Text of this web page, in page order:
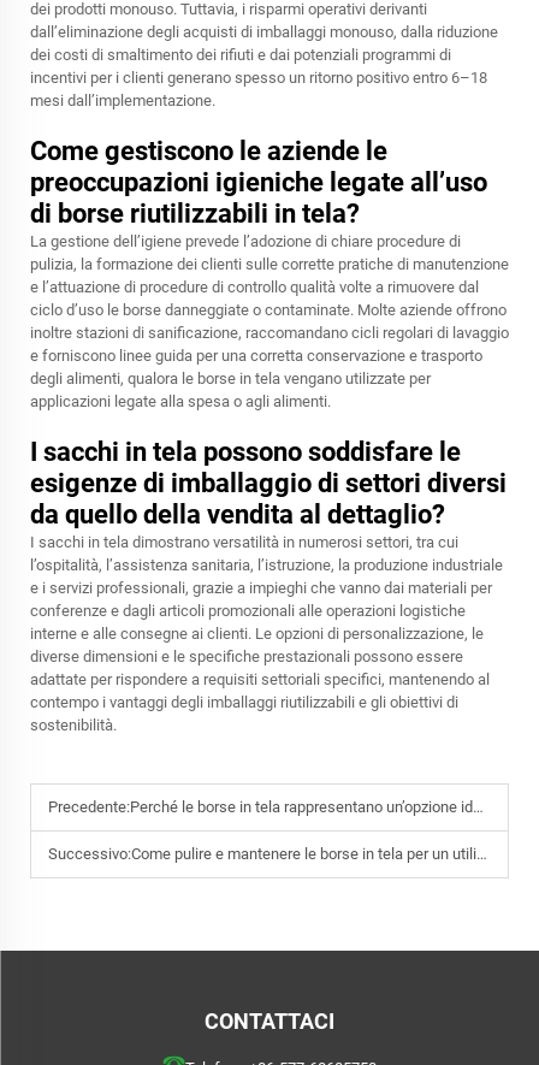
dei prodotti monouso. Tuttavia, i risparmi operativi derivanti
dall’eliminazione degli acquisti di imballaggi monouso, dalla riduzione
dei costi di smaltimento dei rifiuti e dai potenziali programmi di
incentivi per i clienti generano spesso un ritorno positivo entro 6–18
mesi dall’implementazione.
Come gestiscono le aziende le
preoccupazioni igieniche legate all’uso
di borse riutilizzabili in tela?
La gestione dell’igiene prevede l’adozione di chiare procedure di
pulizia, la formazione dei clienti sulle corrette pratiche di manutenzione
e l’attuazione di procedure di controllo qualità volte a rimuovere dal
ciclo d’uso le borse danneggiate o contaminate. Molte aziende offrono
inoltre stazioni di sanificazione, raccomandano cicli regolari di lavaggio
e forniscono linee guida per una corretta conservazione e trasporto
degli alimenti, qualora le borse in tela vengano utilizzate per
applicazioni legate alla spesa o agli alimenti.
I sacchi in tela possono soddisfare le
esigenze di imballaggio di settori diversi
da quello della vendita al dettaglio?
I sacchi in tela dimostrano versatilità in numerosi settori, tra cui
l’ospitalità, l’assistenza sanitaria, l’istruzione, la produzione industriale
e i servizi professionali, grazie a impieghi che vanno dai materiali per
conferenze e dagli articoli promozionali alle operazioni logistiche
interne e alle consegne ai clienti. Le opzioni di personalizzazione, le
diverse dimensioni e le specifiche prestazionali possono essere
adattate per rispondere a requisiti settoriali specifici, mantenendo al
contempo i vantaggi degli imballaggi riutilizzabili e gli obiettivi di
sostenibilità.
Precedente:Perché le borse in tela rappresentano un’opzione ideale per gli spostamenti quotidiani?
Successivo:Come pulire e mantenere le borse in tela per un utilizzo a lungo termine?
CONTATTACI